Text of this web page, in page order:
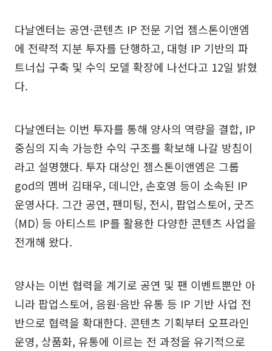
다날엔터는 공연·콘텐츠 IP 전문 기업 젬스톤이앤엠
에 전략적 지분 투자를 단행하고, 대형 IP 기반의 파
트너십 구축 및 수익 모델 확장에 나선다고 12일 밝혔
다.
다날엔터는 이번 투자를 통해 양사의 역량을 결합, IP
중심의 지속 가능한 수익 구조를 확보해 나갈 방침이
라고 설명했다. 투자 대상인 젬스톤이앤엠은 그룹
god의 멤버 김태우, 데니안, 손호영 등이 소속된 IP
운영사다. 그간 공연, 팬미팅, 전시, 팝업스토어, 굿즈
(MD) 등 아티스트 IP를 활용한 다양한 콘텐츠 사업을
전개해 왔다.
양사는 이번 협력을 계기로 공연 및 팬 이벤트뿐만 아
니라 팝업스토어, 음원·음반 유통 등 IP 기반 사업 전
반으로 협력을 확대한다. 콘텐츠 기획부터 오프라인
운영, 상품화, 유통에 이르는 전 과정을 유기적으로